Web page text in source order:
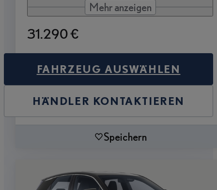
Mehr anzeigen
31.290 €
FAHRZEUG AUSWÄHLEN
HÄNDLER KONTAKTIEREN
Speichern